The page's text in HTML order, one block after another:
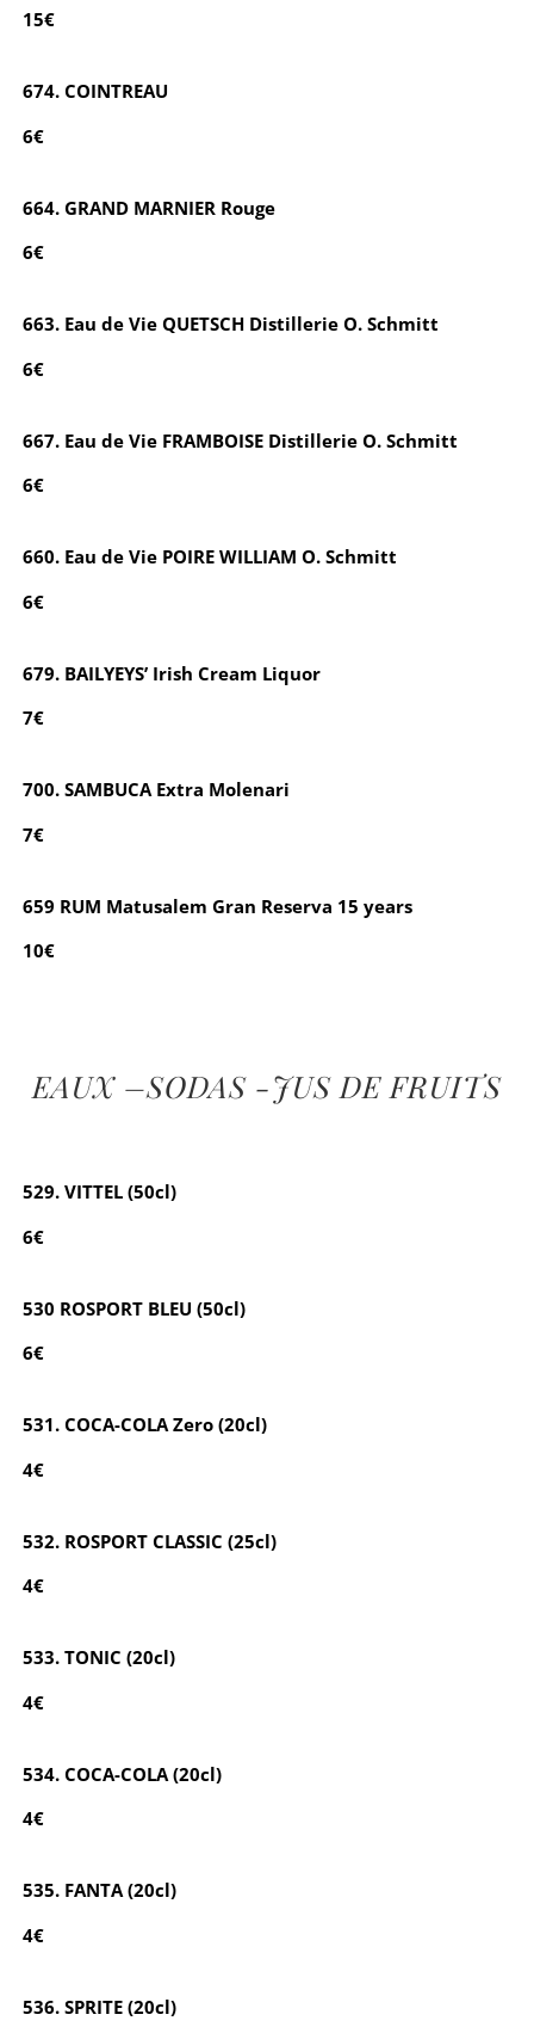
15€
674. COINTREAU
6€
664. GRAND MARNIER Rouge
6€
663. Eau de Vie QUETSCH Distillerie O. Schmitt
6€
667. Eau de Vie FRAMBOISE Distillerie O. Schmitt
6€
660. Eau de Vie POIRE WILLIAM O. Schmitt
6€
679. BAILYEYS’ Irish Cream Liquor
7€
700. SAMBUCA Extra Molenari
7€
659 RUM Matusalem Gran Reserva 15 years
10€
EAUX –SODAS -JUS DE FRUITS
529. VITTEL (50cl)
6€
530 ROSPORT BLEU (50cl)
6€
531. COCA-COLA Zero (20cl)
4€
532. ROSPORT CLASSIC (25cl)
4€
533. TONIC (20cl)
4€
534. COCA-COLA (20cl)
4€
535. FANTA (20cl)
4€
536. SPRITE (20cl)